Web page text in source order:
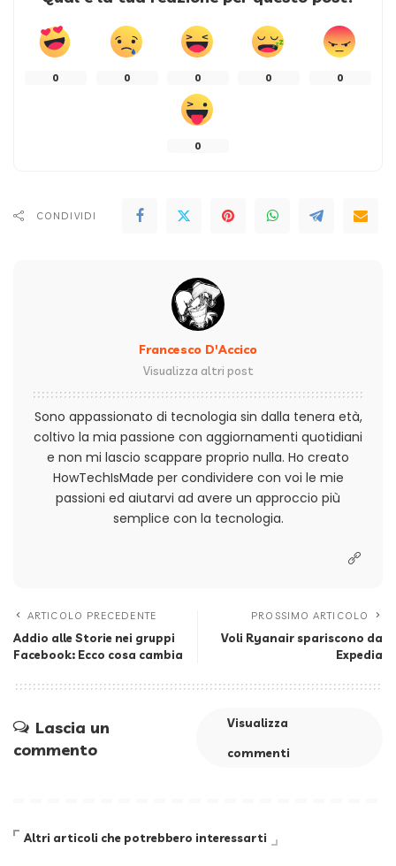
0 0 0 0 0
0
CONDIVIDI
Francesco D'Accico
Visualizza altri post
Sono appassionato di tecnologia sin dalla tenera età,
coltivo la mia passione con aggiornamenti quotidiani
e non mi lascio scappare proprio nulla. Ho creato
HowTechIsMade per condividere con voi le mie
passioni ed aiutarvi ad avere un approccio più
semplice con la tecnologia.
ARTICOLO PRECEDENTE
Addio alle Storie nei gruppi
Facebook: Ecco cosa cambia
PROSSIMO ARTICOLO
Voli Ryanair spariscono da
Expedia
Lascia un
commento
Visualizza
commenti
Altri articoli che potrebbero interessarti